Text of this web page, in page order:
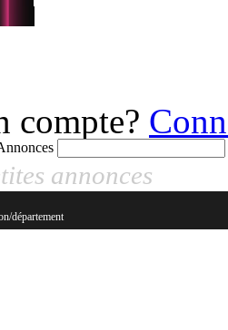
compte?
annonces
département